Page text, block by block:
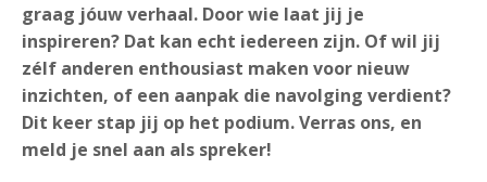
graag jóuw verhaal. Door wie laat jij je
inspireren? Dat kan echt iedereen zijn. Of wil jij
zélf anderen enthousiast maken voor nieuw
inzichten, of een aanpak die navolging verdient?
Dit keer stap jij op het podium. Verras ons, en
meld je snel aan als spreker!